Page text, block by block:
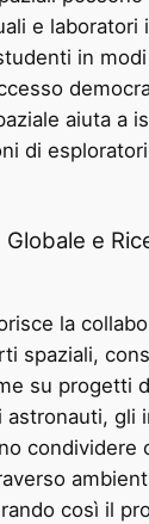
e laboratori
in
aiuta a
di
e
la
spaziali,
su progetti
astronauti, gli
condividere
così il